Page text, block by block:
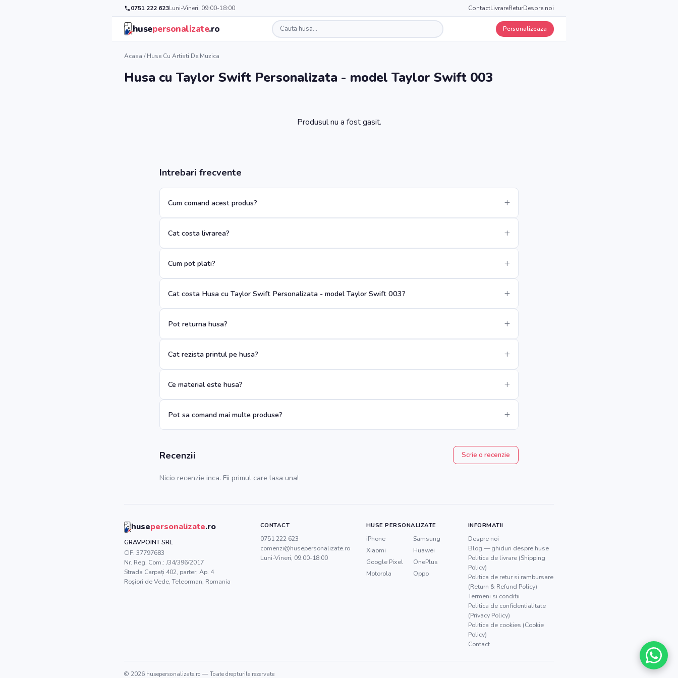
0751 222 623Luni-Vineri, 09:00-18:00 ContactLivrareReturDespre noi
husepersonalizate.ro Personalizeaza
Acasa /Huse Cu Artisti De Muzica
Husa cu Taylor Swift Personalizata - model Taylor Swift 003
Produsul nu a fost gasit.
Intrebari frecvente
Cum comand acest produs?
Cat costa livrarea?
Cum pot plati?
Cat costa Husa cu Taylor Swift Personalizata - model Taylor Swift 003?
Pot returna husa?
Cat rezista printul pe husa?
Ce material este husa?
Pot sa comand mai multe produse?
Recenzii Scrie o recenzie
Nicio recenzie inca. Fii primul care lasa una!
husepersonalizate.ro
GRAVPOINT SRL
CIF: 37797683
Nr. Reg. Com.: J34/396/2017
Strada Carpați 402, parter, Ap. 4
Roșiori de Vede,Teleorman, Romania
CONTACT
0751 222 623
comenzi@husepersonalizate.ro
Luni-Vineri, 09:00-18:00
HUSE PERSONALIZATE
iPhone
Samsung
Xiaomi
Huawei
Google Pixel
OnePlus
Motorola
Oppo
INFORMATII
Despre noi
Blog — ghiduri despre huse
Politica de livrare (Shipping
Policy)
Politica de retur si rambursare
(Return & Refund Policy)
Termeni si conditii
Politica de confidentialitate
(Privacy Policy)
Politica de cookies (Cookie
Policy)
Contact
© 2026 husepersonalizate.ro — Toate drepturile rezervate